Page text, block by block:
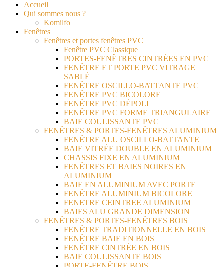
Accueil
Qui sommes nous ?
Komilfo
Fenêtres
Fenêtres et portes fenêtres PVC
Fenêtre PVC Classique
PORTES-FENÊTRES CINTRÉES EN PVC
FENÊTRE ET PORTE PVC VITRAGE
SABLÉ
FENÊTRE OSCILLO-BATTANTE PVC
FENÊTRE PVC BICOLORE
FENÊTRE PVC DÉPOLI
FENÊTRE PVC FORME TRIANGULAIRE
BAIE COULISSANTE PVC
FENÊTRES & PORTES-FENÊTRES ALUMINIUM
FENÊTRE ALU OSCILLO-BATTANTE
BAIE VITRÉE DOUBLE EN ALUMINIUM
CHASSIS FIXE EN ALUMINIUM
FENÊTRES ET BAIES NOIRES EN
ALUMINIUM
BAIE EN ALUMINIUM AVEC PORTE
FENÊTRE ALUMINIUM BICOLORE
FENETRE CEINTREE ALUMINIUM
BAIES ALU GRANDE DIMENSION
FENÊTRES & PORTES-FENÊTRES BOIS
FENÊTRE TRADITIONNELLE EN BOIS
FENÊTRE BAIE EN BOIS
FENÊTRE CINTRÉE EN BOIS
BAIE COULISSANTE BOIS